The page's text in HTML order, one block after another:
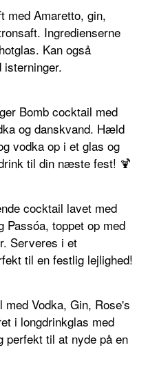
med Amaretto, gin,
Ingredienserne
Kan også
Bomb cocktail med
og danskvand. Hæld
vodka op i et glas og
til din næste fest! 🍹
cocktail lavet med
Passóa, toppet op med
Serveres i et
til en festlig lejlighed!
Vodka, Gin, Rose's
i longdrinkglas med
perfekt til at nyde på en